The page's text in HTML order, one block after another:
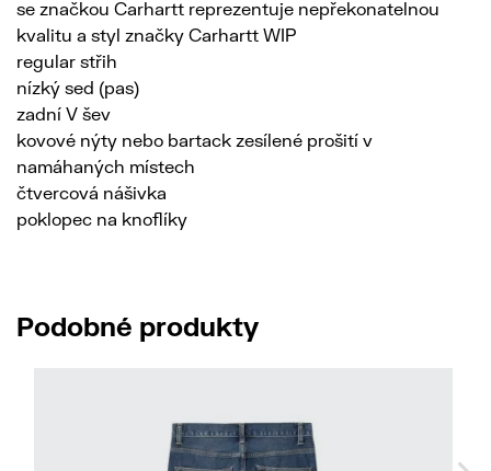
se značkou Carhartt reprezentuje nepřekonatelnou
kvalitu a styl značky Carhartt WIP
regular střih
nízký sed (pas)
zadní V šev
kovové nýty nebo bartack zesílené prošití v
namáhaných místech
čtvercová nášivka
poklopec na knoflíky
Podobné produkty